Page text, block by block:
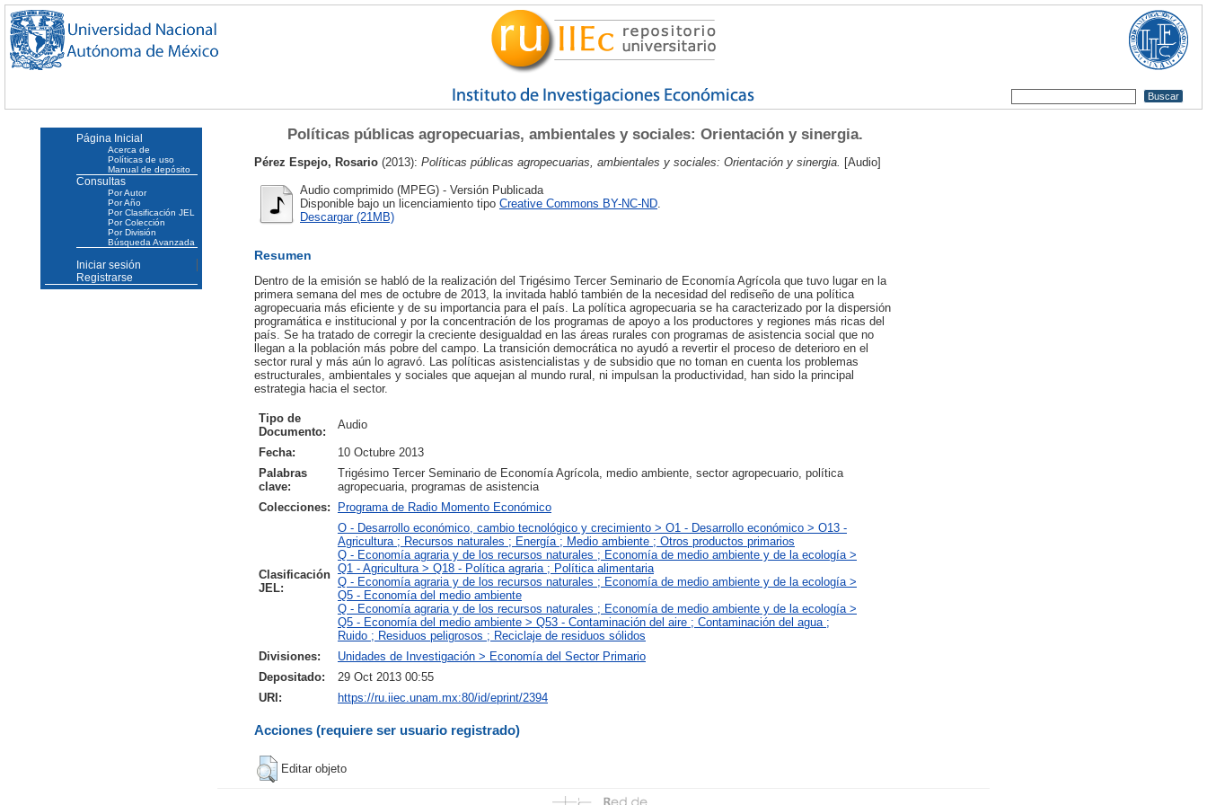
Políticas públicas agropecuarias, ambientales y sociales: Orientación y sinergia.
Pérez Espejo, Rosario (2013): Políticas públicas agropecuarias, ambientales y sociales: Orientación y sinergia. [Audio]
Audio comprimido (MPEG) - Versión Publicada
Disponible bajo un licenciamiento tipo Creative Commons BY-NC-ND
Descargar (21MB)
Resumen
Dentro de la emisión se habló de la realización del Trigésimo Tercer Seminario de Economía Agrícola que tuvo lugar en la
primera semana del mes de octubre de 2013, la invitada habló también de la necesidad del rediseño de una política
agropecuaria más eficiente y de su importancia para el país. La política agropecuaria se ha caracterizado por la dispersión
programática e institucional y por la concentración de los programas de apoyo a los productores y regiones más ricas del
país. Se ha tratado de corregir la creciente desigualdad en las áreas rurales con programas de asistencia social que no
llegan a la población más pobre del campo. La transición democrática no ayudó a revertir el proceso de deterioro en el
sector rural y más aún lo agravó. Las políticas asistencialistas y de subsidio que no toman en cuenta los problemas
estructurales, ambientales y sociales que aquejan al mundo rural, ni impulsan la productividad, han sido la principal
estrategia hacia el sector.
Tipo de
Documento:
Audio
Fecha:
10 Octubre 2013
Palabras
clave:
Trigésimo Tercer Seminario de Economía Agrícola, medio ambiente, sector agropecuario, política
agropecuaria, programas de asistencia
Colecciones:
Programa de Radio Momento Económico
Clasificación
JEL:
O - Desarrollo económico, cambio tecnológico y crecimiento > O1 - Desarrollo económico > O13 -
Agricultura ; Recursos naturales ; Energía ; Medio ambiente ; Otros productos primarios
Q - Economía agraria y de los recursos naturales ; Economía de medio ambiente y de la ecología >
Q1 - Agricultura > Q18 - Política agraria ; Política alimentaria
Q - Economía agraria y de los recursos naturales ; Economía de medio ambiente y de la ecología >
Q5 - Economía del medio ambiente
Q - Economía agraria y de los recursos naturales ; Economía de medio ambiente y de la ecología >
Q5 - Economía del medio ambiente > Q53 - Contaminación del aire ; Contaminación del agua ;
Ruido ; Residuos peligrosos ; Reciclaje de residuos sólidos
Divisiones:
Unidades de Investigación > Economía del Sector Primario
Depositado:
29 Oct 2013 00:55
URI:
https://ru.iiec.unam.mx:80/id/eprint/2394
Acciones (requiere ser usuario registrado)
Editar objeto
Página Inicial
Acerca de
Políticas de uso
Manual de depósito
Consultas
Por Autor
Por Año
Por Clasificación JEL
Por Colección
Por División
Búsqueda Avanzada
Iniciar sesión
Registrarse